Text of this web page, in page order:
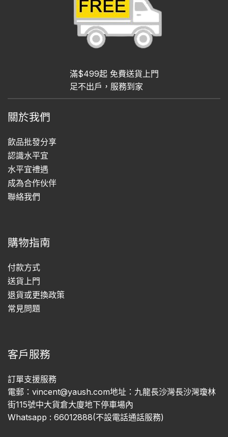
滿$499起 免費送貨上門
足不出戶，服務到家
關於我們
飲品批發分享
認識水平宜
水平宜禮遇
成為合作伙伴
聯絡我們
購物指南
付款方式
送貨上門
退貨或更換政策
常見問題
客戶服務
訂單支援服務
電郵：vincent@yaush.com地址：九龍長沙灣長沙灣瓊林
街115號中大貨倉大廈地下停車場內
Whatsapp : 66012888(不設電話通話服務)